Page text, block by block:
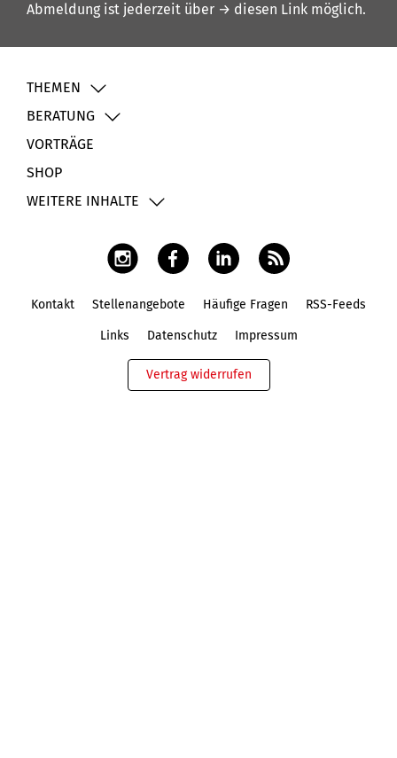
Abmeldung ist jederzeit über → diesen Link möglich.
THEMEN
BERATUNG
VORTRÄGE
SHOP
WEITERE INHALTE
Kontakt Stellenangebote Häufige Fragen RSS-Feeds
Links Datenschutz Impressum
Vertrag widerrufen